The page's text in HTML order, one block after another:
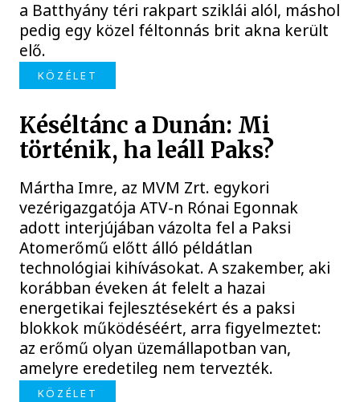
a Batthyány téri rakpart sziklái alól, máshol
pedig egy közel féltonnás brit akna került
elő.
KÖZÉLET
Késéltánc a Dunán: Mi
történik, ha leáll Paks?
Mártha Imre, az MVM Zrt. egykori
vezérigazgatója ATV-n Rónai Egonnak
adott interjújában vázolta fel a Paksi
Atomerőmű előtt álló példátlan
technológiai kihívásokat. A szakember, aki
korábban éveken át felelt a hazai
energetikai fejlesztésekért és a paksi
blokkok működéséért, arra figyelmeztet:
az erőmű olyan üzemállapotban van,
amelyre eredetileg nem tervezték.
KÖZÉLET